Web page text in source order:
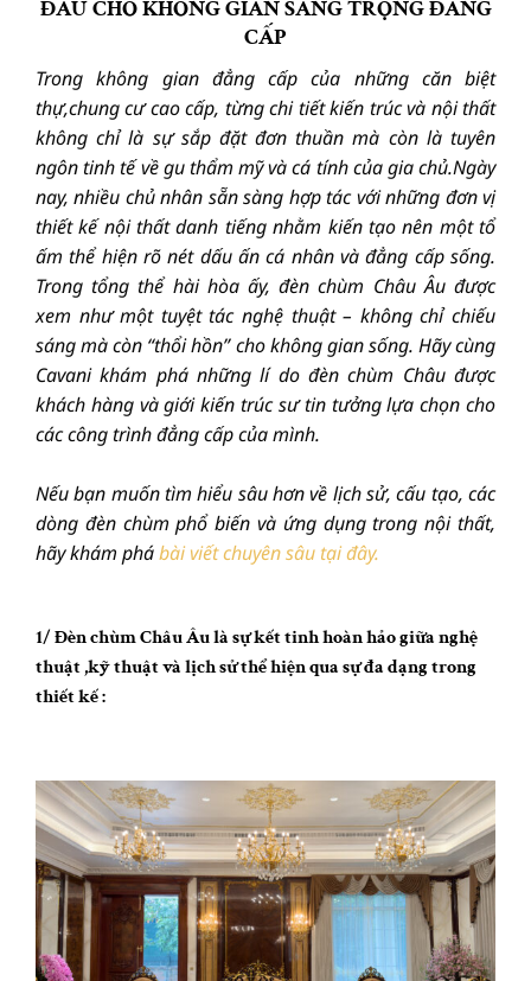
ĐẦU CHO KHÔNG GIAN SANG TRỌNG ĐẲNG
CẤP
Trong không gian đẳng cấp của những căn biệt
thự,chung cư cao cấp, từng chi tiết kiến trúc và nội thất
không chỉ là sự sắp đặt đơn thuần mà còn là tuyên
ngôn tinh tế về gu thẩm mỹ và cá tính của gia chủ.Ngày
nay, nhiều chủ nhân sẵn sàng hợp tác với những đơn vị
thiết kế nội thất danh tiếng nhằm kiến tạo nên một tổ
ấm thể hiện rõ nét dấu ấn cá nhân và đẳng cấp sống.
Trong tổng thể hài hòa ấy, đèn chùm Châu Âu được
xem như một tuyệt tác nghệ thuật – không chỉ chiếu
sáng mà còn “thổi hồn” cho không gian sống. Hãy cùng
Cavani khám phá những lí do đèn chùm Châu được
khách hàng và giới kiến trúc sư tin tưởng lựa chọn cho
các công trình đẳng cấp của mình.
Nếu bạn muốn tìm hiểu sâu hơn về lịch sử, cấu tạo, các
dòng đèn chùm phổ biến và ứng dụng trong nội thất,
hãy khám phábài viết chuyên sâu tại đây.
1/ Đèn chùm Châu Âu là sự kết tinh hoàn hảo giữa nghệ
thuật ,kỹ thuật và lịch sử thể hiện qua sự đa dạng trong
thiết kế :